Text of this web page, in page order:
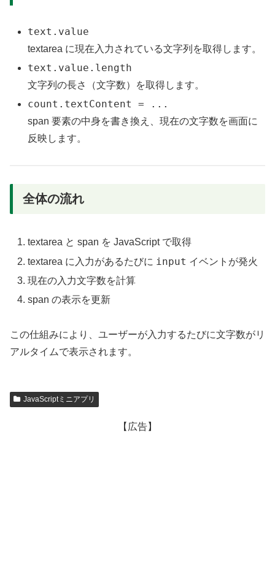
text.value
textarea に現在入力されている文字列を取得します。
text.value.length
文字列の長さ（文字数）を取得します。
count.textContent = ...
span 要素の中身を書き換え、現在の文字数を画面に
反映します。
全体の流れ
textarea と span を JavaScript で取得
textarea に入力があるたびに input イベントが発火
現在の入力文字数を計算
span の表示を更新
この仕組みにより、ユーザーが入力するたびに文字数がリ
アルタイムで表示されます。
JavaScriptミニアプリ
【広告】